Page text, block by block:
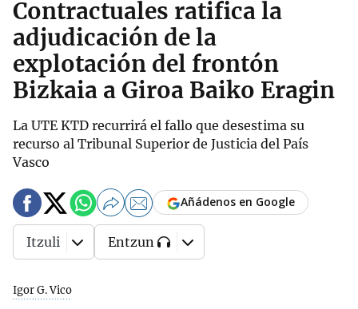
Contractuales ratifica la
adjudicación de la
explotación del frontón
Bizkaia a Giroa Baiko Eragin
La UTE KTD recurrirá el fallo que desestima su
recurso al Tribunal Superior de Justicia del País
Vasco
Igor G. Vico
Añádenos en Google
Itzuli Entzun